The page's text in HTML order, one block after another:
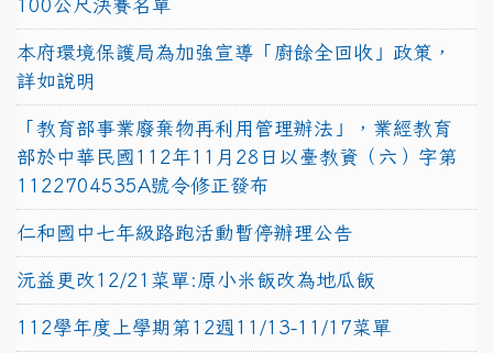
100公尺決賽名單
本府環境保護局為加強宣導「廚餘全回收」政策，
詳如說明
「教育部事業廢棄物再利用管理辦法」，業經教育
部於中華民國112年11月28日以臺教資（六）字第
1122704535A號令修正發布
仁和國中七年級路跑活動暫停辦理公告
沅益更改12/21菜單:原小米飯改為地瓜飯
112學年度上學期第12週11/13-11/17菜單